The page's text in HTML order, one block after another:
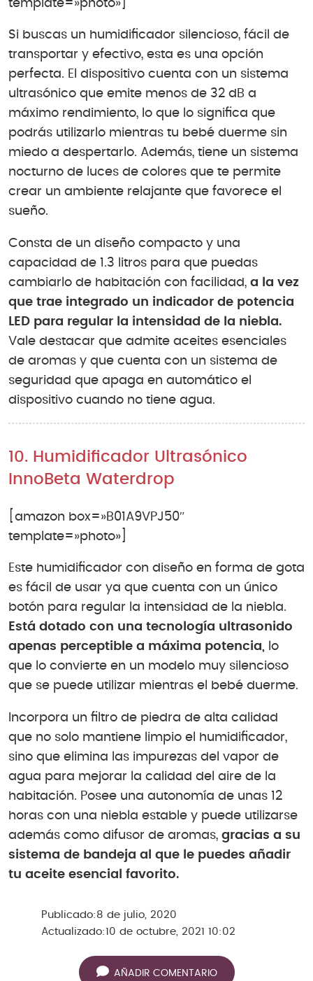
template=»photo»]
Si buscas un humidificador silencioso, fácil de
transportar y efectivo, esta es una opción
perfecta. El dispositivo cuenta con un sistema
ultrasónico que emite menos de 32 dB a
máximo rendimiento, lo que lo significa que
podrás utilizarlo mientras tu bebé duerme sin
miedo a despertarlo. Además, tiene un sistema
nocturno de luces de colores que te permite
crear un ambiente relajante que favorece el
sueño.
Consta de un diseño compacto y una
capacidad de 1.3 litros para que puedas
cambiarlo de habitación con facilidad, a la vez
que trae integrado un indicador de potencia
LED para regular la intensidad de la niebla.
Vale destacar que admite aceites esenciales
de aromas y que cuenta con un sistema de
seguridad que apaga en automático el
dispositivo cuando no tiene agua.
10. Humidificador Ultrasónico
InnoBeta Waterdrop
[amazon box=»B01A9VPJ50″
template=»photo»]
Este humidificador con diseño en forma de gota
es fácil de usar ya que cuenta con un único
botón para regular la intensidad de la niebla.
Está dotado con una tecnología ultrasonido
apenas perceptible a máxima potencia, lo
que lo convierte en un modelo muy silencioso
que se puede utilizar mientras el bebé duerme.
Incorpora un filtro de piedra de alta calidad
que no solo mantiene limpio el humidificador,
sino que elimina las impurezas del vapor de
agua para mejorar la calidad del aire de la
habitación. Posee una autonomía de unas 12
horas con una niebla estable y puede utilizarse
además como difusor de aromas, gracias a su
sistema de bandeja al que le puedes añadir
tu aceite esencial favorito.
Publicado: 8 de julio, 2020
Actualizado:10 de octubre, 2021 10:02
AÑADIR COMENTARIO